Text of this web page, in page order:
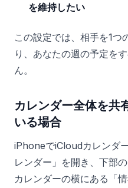
を維持したい
この設定では、相手を1つ
り、あなたの週の予定を
ん。
カレンダー全体を共
いる場合
iPhoneでiCloudカレンダ
レンダー」を開き、下部
カレンダーの横にある「